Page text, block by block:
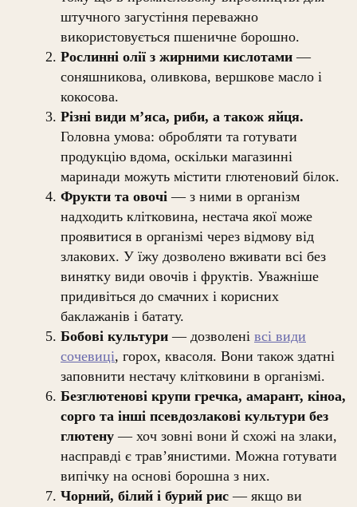
штучного загустіння переважно
використовується пшеничне борошно.
Рослинні олії з жирними кислотами —
соняшникова, оливкова, вершкове масло і
кокосова.
Різні види м’яса, риби, а також яйця.
Головна умова: обробляти та готувати
продукцію вдома, оскільки магазинні
маринади можуть містити глютеновий білок.
Фрукти та овочі — з ними в організм
надходить клітковина, нестача якої може
проявитися в організмі через відмову від
злакових. У їжу дозволено вживати всі без
винятку види овочів і фруктів. Уважніше
придивіться до смачних і корисних
баклажанів і батату.
Бобові культури — дозволені всі види
сочевиці, горох, квасоля. Вони також здатні
заповнити нестачу клітковини в організмі.
Безглютенові крупи гречка, амарант, кіноа,
сорго та інші псевдозлакові культури без
глютену — хоч зовні вони й схожі на злаки,
насправді є трав’янистими. Можна готувати
випічку на основі борошна з них.
Чорний, білий і бурий рис — якщо ви